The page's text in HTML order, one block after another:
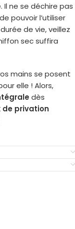
ne se déchire pas
pouvoir l’utiliser
de vie, veillez
sec suffira
mains se posent
elle ! Alors,
dès
de privation